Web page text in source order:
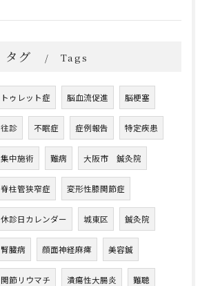
タグ Tags
トゥレット症 脳血流促進 脳梗塞
往診 不眠症 症例報告 特定疾患
集中施術 難病 大阪市 鍼灸院
脊柱管狭窄症 変形性膝関節症
休診日カレンダー 城東区 鍼灸院
腎臓病 顔面神経麻痺 美容鍼
関節リウマチ 潰瘍性大腸炎 難聴